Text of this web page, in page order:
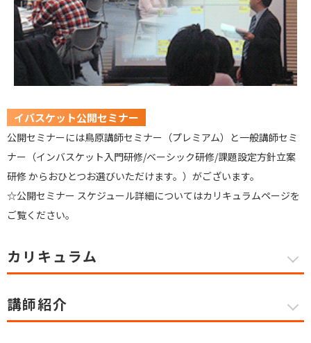
イバスケット公開セミナー
公開セミナーには鳥原講師セミナー（プレミアム）と一般講師セミ
ナー（インバスケット入門研修/ベーシック研修/課題設定方針立案
研修 からおひとつお選びいただけます。）がございます。
☆公開セミナー スケジュール詳細についてはカリキュラムページを
ご覧ください。
カリキュラム
講師紹介